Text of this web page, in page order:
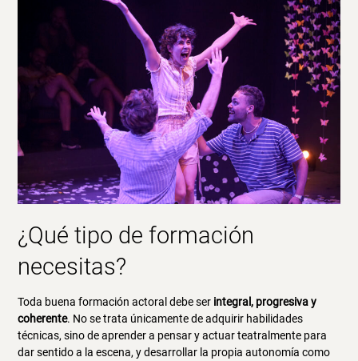
¿Qué tipo de formación
necesitas?
Toda buena formación actoral debe ser integral, progresiva y
coherente. No se trata únicamente de adquirir habilidades
técnicas, sino de aprender a pensar y actuar teatralmente para
dar sentido a la escena, y desarrollar la propia autonomía como